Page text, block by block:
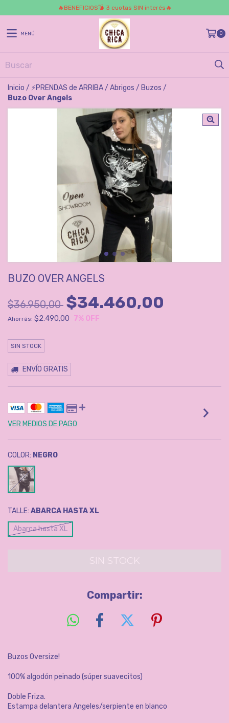
🔥BENEFICIOS💣 3 cuotas SIN interés🔥
MENÚ 0
Inicio / ⚡️PRENDAS de ARRIBA/ Abrigos / Buzos /
Buzo Over Angels
BUZO OVER ANGELS
$36.950,00 $34.460,00
Ahorrás: $2.490,00 7% OFF
SIN STOCK
ENVÍO GRATIS
VER MEDIOS DE PAGO
COLOR: NEGRO
TALLE: ABARCA HASTA XL
Abarca hasta XL
Compartir:
Buzos Oversize!
100% algodón peinado (súper suavecitos)
Doble Friza.
Estampa delantera Angeles/serpiente en blanco